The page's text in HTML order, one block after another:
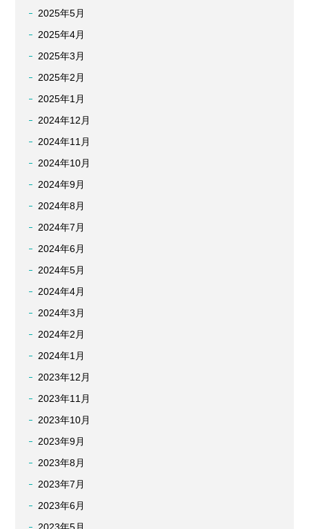
2025年5月
2025年4月
2025年3月
2025年2月
2025年1月
2024年12月
2024年11月
2024年10月
2024年9月
2024年8月
2024年7月
2024年6月
2024年5月
2024年4月
2024年3月
2024年2月
2024年1月
2023年12月
2023年11月
2023年10月
2023年9月
2023年8月
2023年7月
2023年6月